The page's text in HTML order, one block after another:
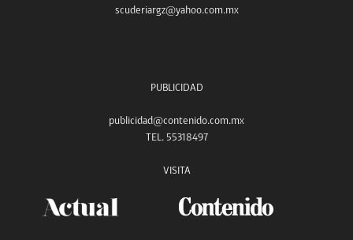
scuderiargz@yahoo.com.mx
PUBLICIDAD
publicidad@contenido.com.mx
TEL. 55318497
VISITA